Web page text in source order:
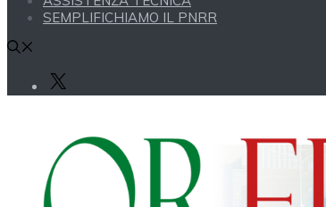
SEMPLIFICHIAMO IL PNRR